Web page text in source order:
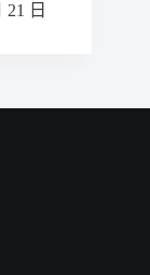
21 日